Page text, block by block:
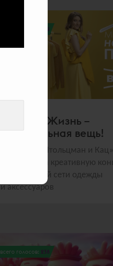
272
BigShop. Жизнь –
удивительная вещь!
Команда «Штольцман и Кац»
разработала креативную
федеральной сети одежды
и аксессуаров
всего голосов: 238